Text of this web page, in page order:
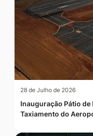
28 de Julho de 2026
Inauguração Pátio
Taxiamento do